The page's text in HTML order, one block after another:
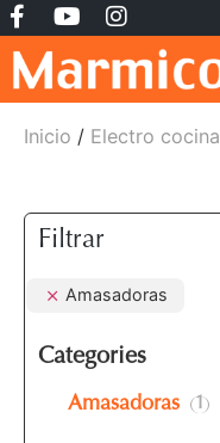
Inicio / Electro cocina
Filtrar
Amasadoras
Categories
Amasadoras 1